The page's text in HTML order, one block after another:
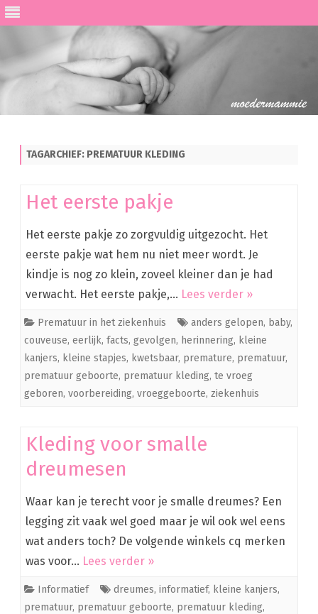
de
TAGARCHIEF: PREMATUUR KLEDING
Het eerste pakje
Het eerste pakje zo zorgvuldig uitgezocht. Het
eerste pakje wat hem nu niet meer wordt. Je
kindje is nog zo klein, zoveel kleiner dan je had
verwacht. Het eerste pakje,… Lees verder »
Prematuur in het ziekenhuis anders gelopen, baby,
couveuse, eerlijk, facts, gevolgen, herinnering, kleine
kanjers, kleine stapjes, kwetsbaar, premature, prematuur,
prematuur geboorte, prematuur kleding, te vroeg
geboren, voorbereiding, vroeggeboorte, ziekenhuis
Kleding voor smalle
dreumesen
Waar kan je terecht voor je smalle dreumes? Een
legging zit vaak wel goed maar je wil ook wel eens
wat anders toch? De volgende winkels cq merken
was voor… Lees verder »
Informatief dreumes, informatief, kleine kanjers,
prematuur, prematuur geboorte, prematuur kleding,